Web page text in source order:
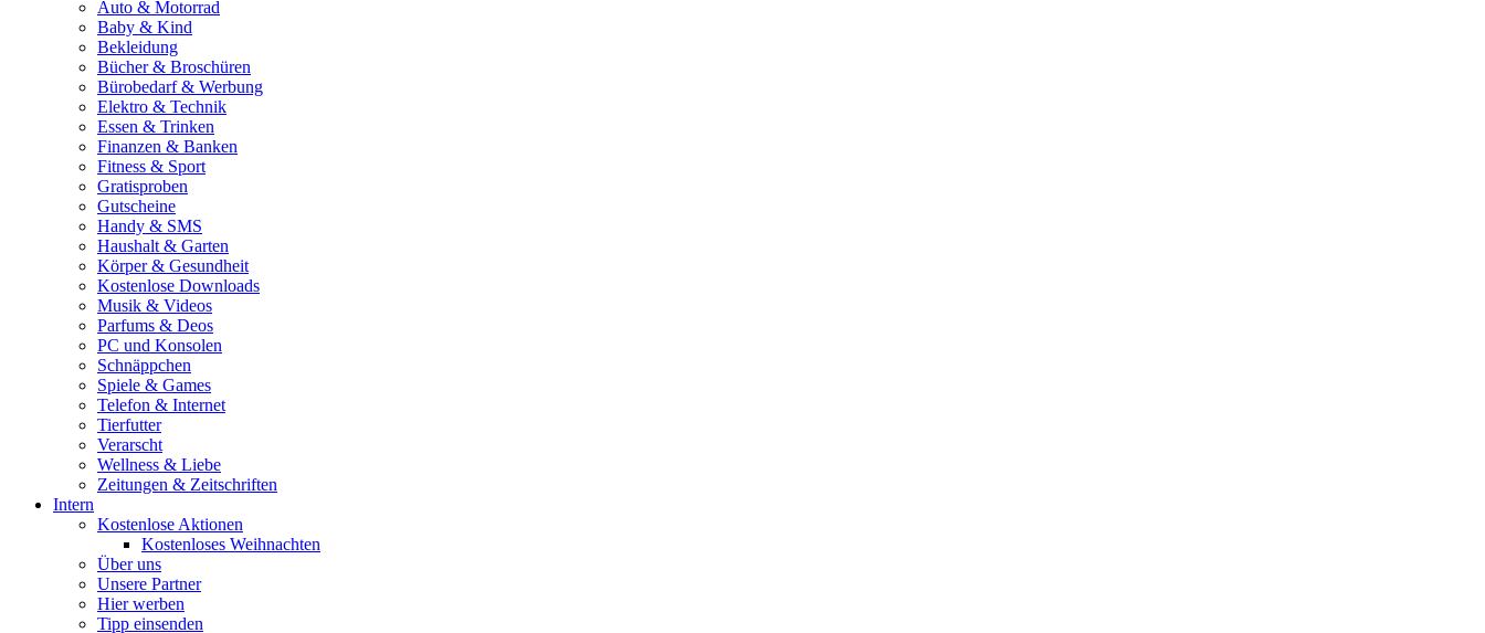
Auto & Motorrad
Baby & Kind
Bekleidung
Bücher & Broschüren
Bürobedarf & Werbung
Elektro & Technik
Essen & Trinken
Finanzen & Banken
Fitness & Sport
Gratisproben
Gutscheine
Handy & SMS
Haushalt & Garten
Körper & Gesundheit
Kostenlose Downloads
Musik & Videos
Parfums & Deos
PC und Konsolen
Schnäppchen
Spiele & Games
Telefon & Internet
Tierfutter
Verarscht
Wellness & Liebe
Zeitungen & Zeitschriften
Intern
Kostenlose Aktionen
Kostenloses Weihnachten
Über uns
Unsere Partner
Hier werben
Tipp einsenden